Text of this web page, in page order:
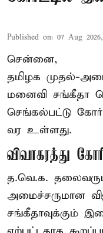
Published on: 07 Aug
சென்னை,
தமிழக முதல்-
மனைவி சங்கீதா
செங்கல்பட்டு
வர உள்ளது.
விவாகரத்து
த.வெ.க.
அமைச்சருமான
சங்கீதாவுக்கும்